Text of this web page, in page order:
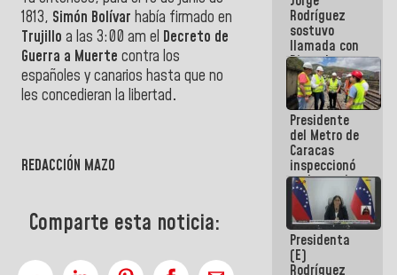
1813, Simón Bolívar había firmado en
Trujillo a las 3:00 am el Decreto de
Guerra a Muerte contra los
españoles y canarios hasta que no
les concedieran la libertad.
REDACCIÓN MAZO
Comparte esta noticia:
Rodríguez
sostuvo
llamada con
Dinorah
Figuera y
acuerdan
primer
encuentro
presencial
para el
diálogo
Presidente
del Metro de
Caracas
inspeccionó
trabajos de
rehabilitación
y
modernización
de la vía
férrea
Presidenta
(E)
Rodríguez